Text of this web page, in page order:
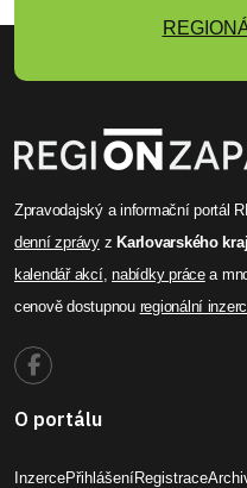
Zpravodajský a informační portál
denní zprávyz Karlovarského
kalendář akcí,nabídky prácea
cenově dostupnou regionální
O portálu
InzercePřihlášeníRegistrace